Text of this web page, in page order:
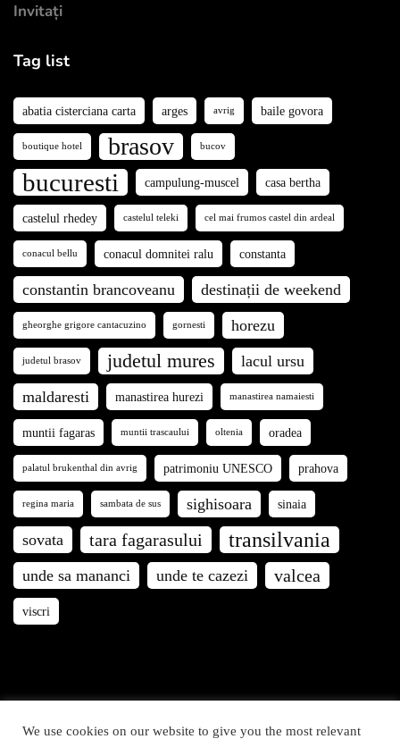
Invitați
Tag list
abatia cisterciana carta arges avrig baile govora
boutique hotel brasov bucov
bucuresti campulung-muscel casa bertha
castelul rhedey castelul teleki cel mai frumos castel din ardeal
conacul bellu conacul domnitei ralu constanta
constantin brancoveanu destinații de weekend
gheorghe grigore cantacuzino gornesti horezu
judetul brasov judetul mures
lacul ursu
maldaresti
manastirea hurezi manastirea namaiesti
muntii fagaras muntii trascaului oltenia oradea
palatul brukenthal din avrig patrimoniu UNESCO prahova
regina maria sambata de sus sighisoara sinaia
sovata tara fagarasului transilvania
unde sa mananci unde te cazezi valcea
viscri
We use cookies on our website to give you the most relevant